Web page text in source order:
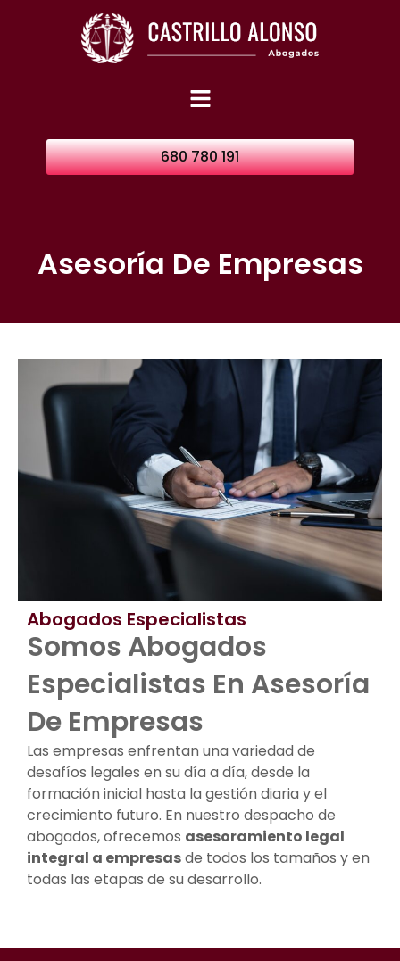
680 780 191
Asesoría De Empresas
Abogados Especialistas
Somos Abogados
Especialistas En Asesoría
De Empresas
Las empresas enfrentan una variedad de
desafíos legales en su día a día, desde la
formación inicial hasta la gestión diaria y el
crecimiento futuro. En nuestro despacho de
abogados, ofrecemos asesoramiento legal
integral a empresasde todos los tamaños y en
todas las etapas de su desarrollo.